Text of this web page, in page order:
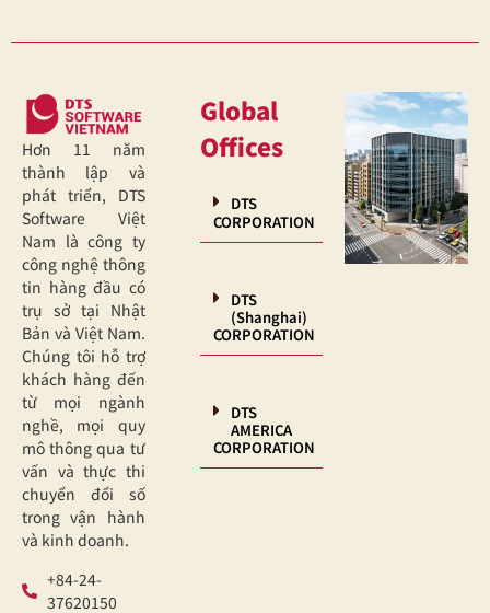
Hơn 11 năm
thành lập và
phát triển, DTS
Software Việt
Nam là công ty
công nghệ thông
tin hàng đầu có
trụ sở tại Nhật
Bản và Việt Nam.
Chúng tôi hỗ trợ
khách hàng đến
từ mọi ngành
nghề, mọi quy
mô thông qua tư
vấn và thực thi
chuyển đổi số
trong vận hành
và kinh doanh.
+84-24-
37620150
Global
Offices
DTS
CORPORATION
DTS
(Shanghai)
CORPORATION
DTS
AMERICA
CORPORATION